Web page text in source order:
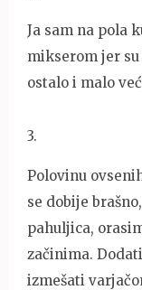
Ja sam na pola
mikserom jer
ostalo i malo
3.
Polovinu
se dobije
pahuljica,
začinima.
izmešati